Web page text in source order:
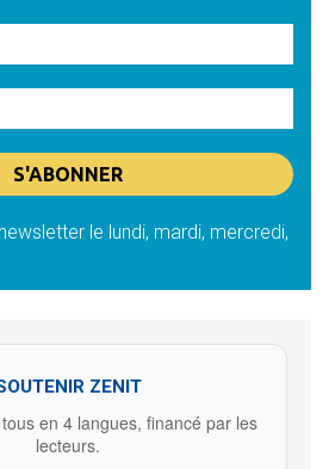
le lundi, mardi, mercredi,
ZENIT
en 4 langues, financé par les
lecteurs.